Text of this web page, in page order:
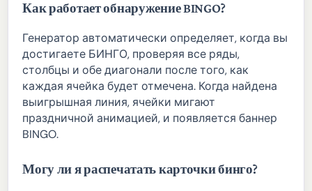
Как работает обнаружение BINGO?
Генератор автоматически определяет, когда вы
достигаете БИНГО, проверяя все ряды,
столбцы и обе диагонали после того, как
каждая ячейка будет отмечена. Когда найдена
выигрышная линия, ячейки мигают
праздничной анимацией, и появляется баннер
BINGO.
Могу ли я распечатать карточки бинго?